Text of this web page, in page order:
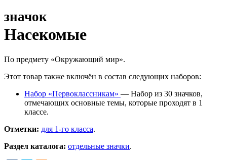
значок
Насекомые
По предмету «Окружающий мир».
Этот товар также включён в состав следующих наборов:
Набор «Первоклассникам» — Набор из 30 значков,
отмечающих основные темы, которые проходят в 1
классе.
Отметки: для 1-го класса.
Раздел каталога: отдельные значки.